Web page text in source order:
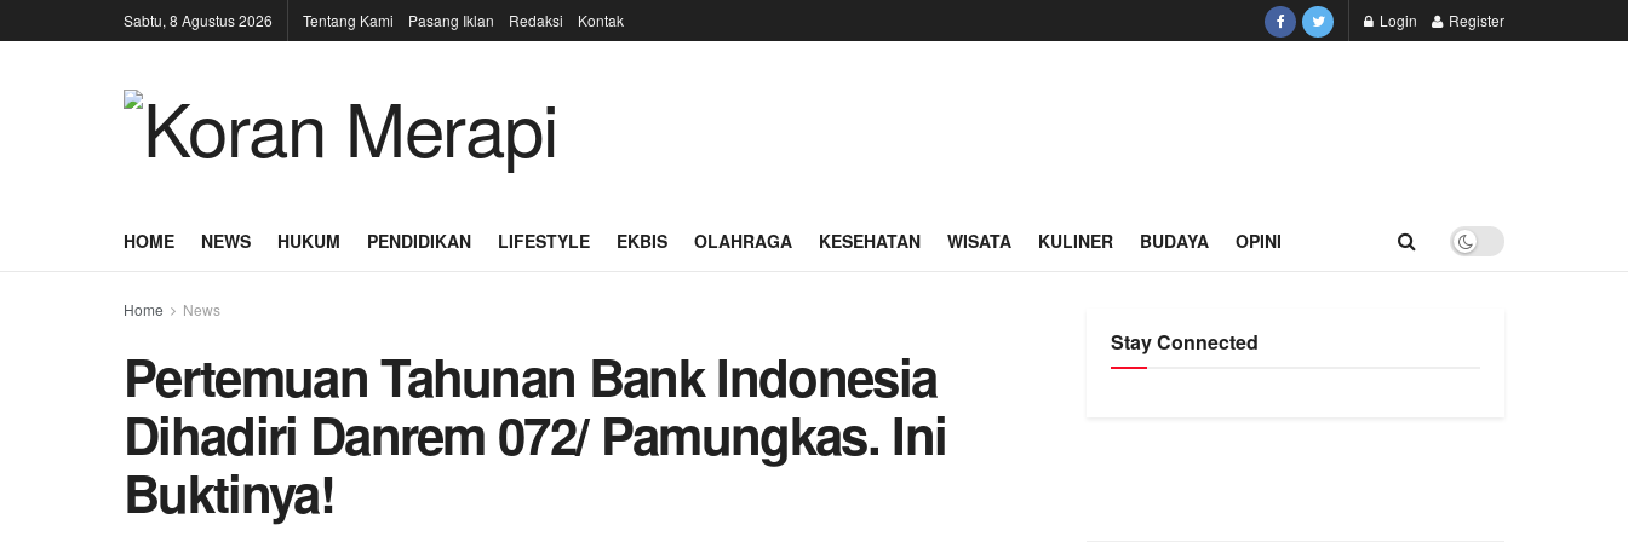
Sabtu, 8 Agustus 2026 Tentang Kami Pasang Iklan Redaksi Kontak Login Register
HOME NEWS HUKUM PENDIDIKAN LIFESTYLE EKBIS OLAHRAGA KESEHATAN WISATA KULINER BUDAYA OPINI
Home News
Pertemuan Tahunan Bank Indonesia
Dihadiri Danrem 072/ Pamungkas. Ini
Buktinya!
Stay Connected